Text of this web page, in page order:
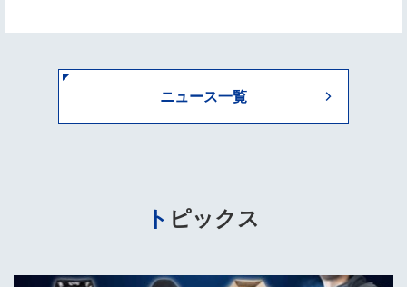
ニュース一覧
トピックス